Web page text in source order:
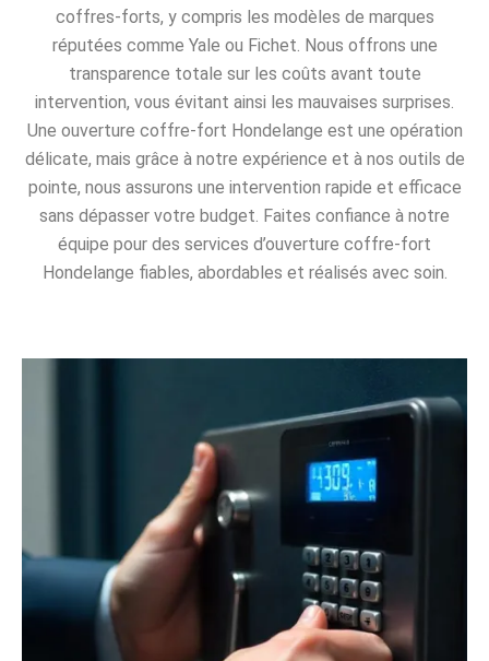
coffres-forts, y compris les modèles de marques
réputées comme Yale ou Fichet. Nous offrons une
transparence totale sur les coûts avant toute
intervention, vous évitant ainsi les mauvaises surprises.
Une ouverture coffre-fort Hondelange est une opération
délicate, mais grâce à notre expérience et à nos outils de
pointe, nous assurons une intervention rapide et efficace
sans dépasser votre budget. Faites confiance à notre
équipe pour des services d’ouverture coffre-fort
Hondelange fiables, abordables et réalisés avec soin.